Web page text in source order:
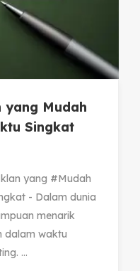
yang Mudah
Singkat
yang #Mudah
- Dalam dunia
menarik
dalam waktu
...